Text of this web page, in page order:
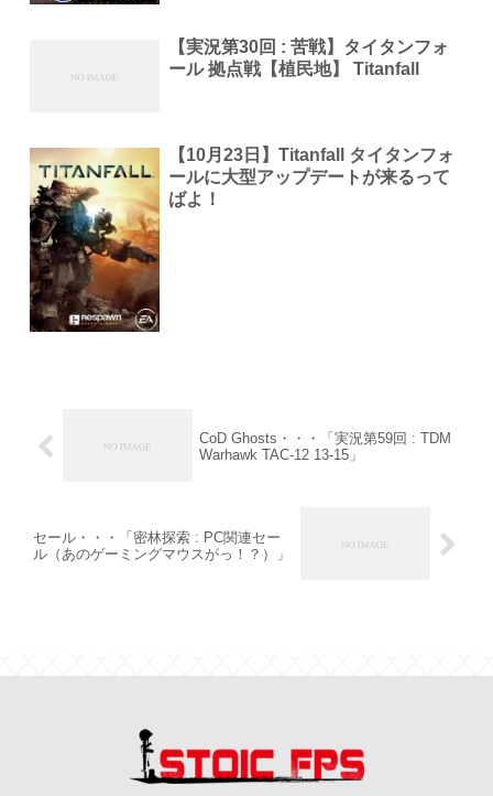
【実況第30回 : 苦戦】タイタンフォ
ール 拠点戦【植民地】 Titanfall
【10月23日】Titanfall タイタンフォ
ールに大型アップデートが来るって
ばよ！
CoD Ghosts・・・「実況第59回 : TDM
Warhawk TAC-12 13-15」
セール・・・「密林探索 : PC関連セー
ル（あのゲーミングマウスがっ！？）」